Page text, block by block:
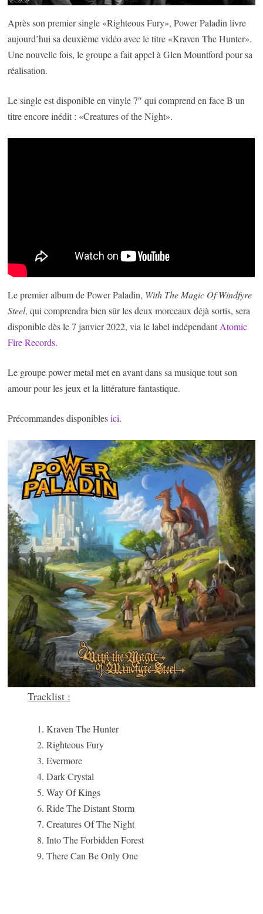
Après son premier single «Righteous Fury», Power Paladin livre
aujourd’hui sa deuxième vidéo avec le titre «Kraven The Hunter».
Une nouvelle fois, le groupe a fait appel à Glen Mountford pour sa
réalisation.
Le single est disponible en vinyle 7″ qui comprend en face B un
titre encore inédit : «Creatures of the Night».
Le premier album de Power Paladin, With The Magic Of Windfyre
Steel, qui comprendra bien sûr les deux morceaux déjà sortis, sera
disponible dès le 7 janvier 2022, via le label indépendant Atomic
Fire Records.
Le groupe power metal met en avant dans sa musique tout son
amour pour les jeux et la littérature fantastique.
Précommandes disponiblesici.
Tracklist :
Kraven The Hunter
Righteous Fury
Evermore
Dark Crystal
Way Of Kings
Ride The Distant Storm
Creatures Of The Night
Into The Forbidden Forest
There Can Be Only One